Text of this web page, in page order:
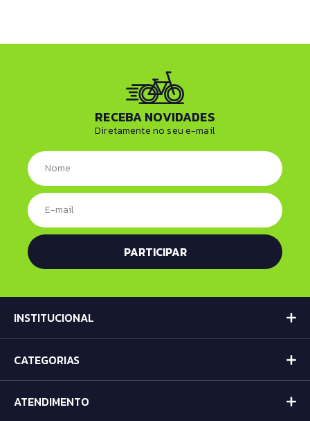
RECEBA NOVIDADES
Diretamente no seu e-mail
INSTITUCIONAL
CATEGORIAS
ATENDIMENTO